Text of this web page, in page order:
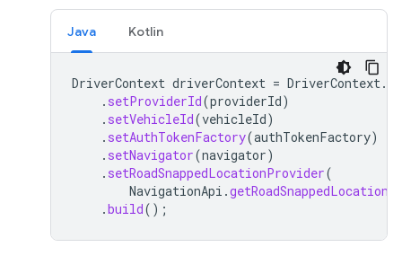
Java Kotlin
DriverContext driverContext = DriverContext.
. setProviderId(providerId)
. setVehicleId(vehicleId)
. setAuthTokenFactory(authTokenFactory)
. setNavigator(navigator)
. setRoadSnappedLocationProvider(
NavigationApi .
.build();